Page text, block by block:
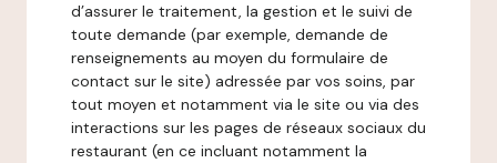
d’assurer le traitement, la gestion et le suivi de
toute demande (par exemple, demande de
renseignements au moyen du formulaire de
contact sur le site) adressée par vos soins, par
tout moyen et notamment via le site ou via des
interactions sur les pages de réseaux sociaux du
restaurant (en ce incluant notamment la